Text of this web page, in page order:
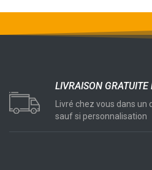
LIVRAISON GRATUITE
Livré chez vous dans
sauf si personnalisation